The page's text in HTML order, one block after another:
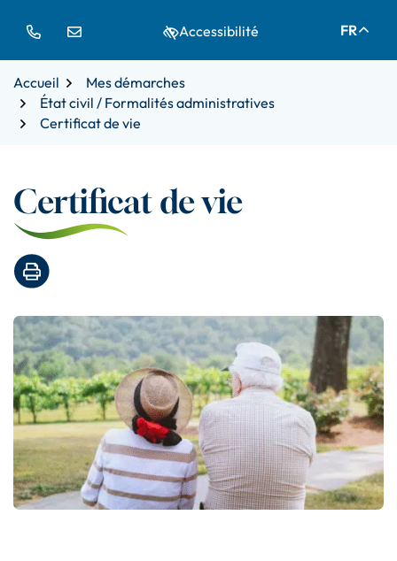
navigation
page
FR
Accessibilité
Accueil
Mes démarches
État civil / Formalités administratives
Certificat de vie
Certificat de vie
Imprimer la page